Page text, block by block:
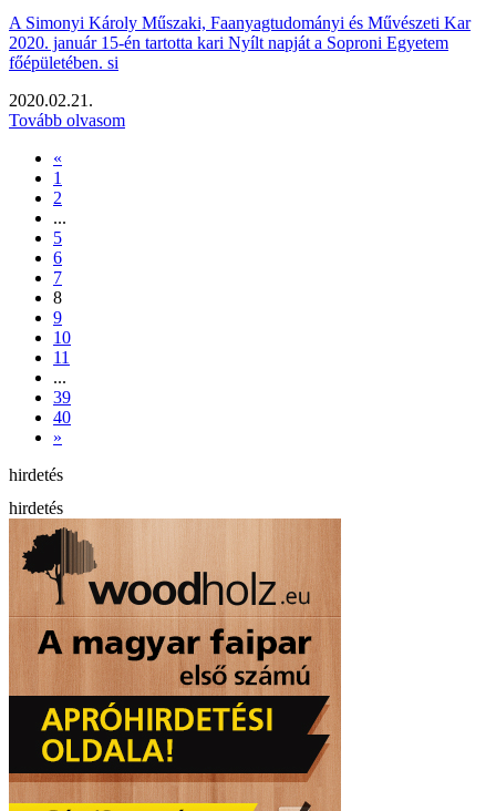
A Simonyi Károly Műszaki, Faanyagtudományi és Művészeti Kar
2020. január 15-én tartotta kari Nyílt napját a Soproni Egyetem
főépületében. si
2020.02.21.
Tovább olvasom
«
1
2
...
5
6
7
8
9
10
11
...
39
40
»
hirdetés
hirdetés